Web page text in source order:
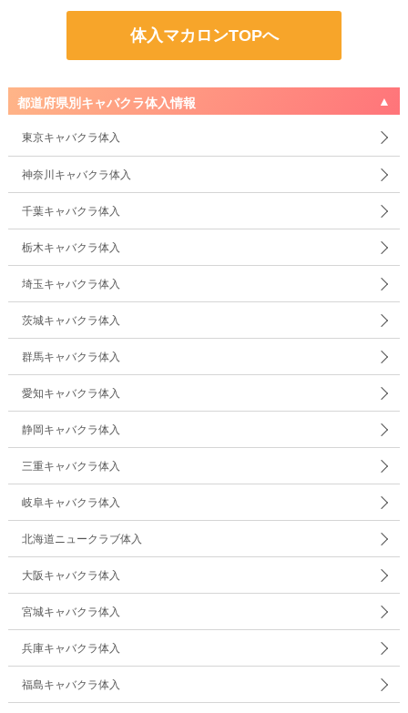
体入マカロンTOPへ
都道府県別キャバクラ体入情報
東京キャバクラ体入
神奈川キャバクラ体入
千葉キャバクラ体入
栃木キャバクラ体入
埼玉キャバクラ体入
茨城キャバクラ体入
群馬キャバクラ体入
愛知キャバクラ体入
静岡キャバクラ体入
三重キャバクラ体入
岐阜キャバクラ体入
北海道ニュークラブ体入
大阪キャバクラ体入
宮城キャバクラ体入
兵庫キャバクラ体入
福島キャバクラ体入